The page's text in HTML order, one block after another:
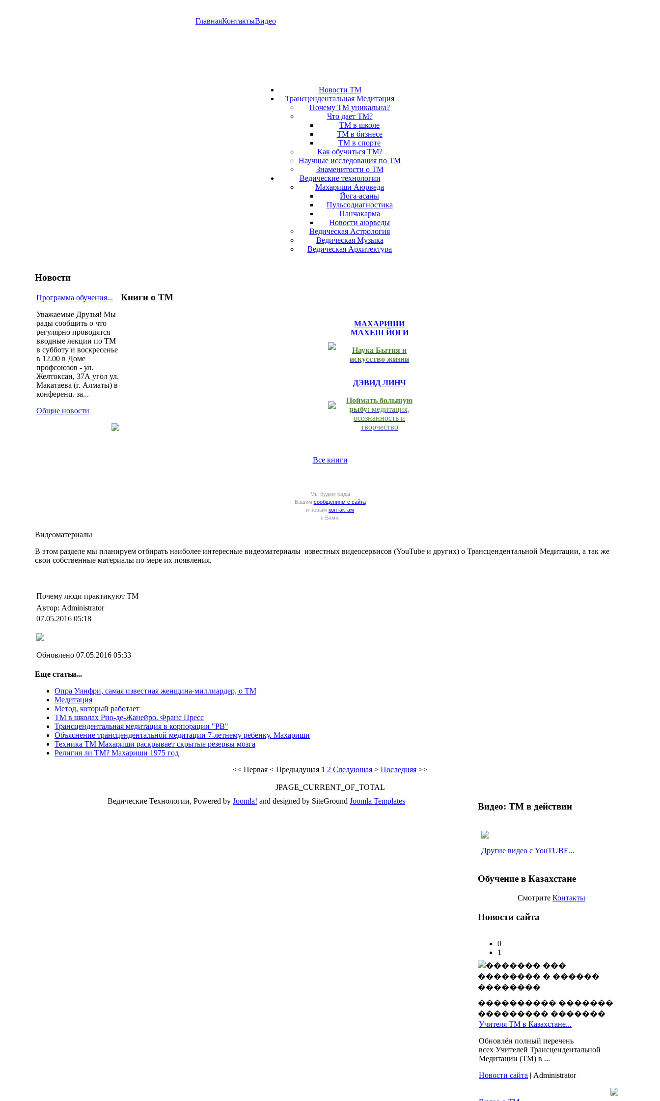
ГлавнаяКонтактыВидео
Новости ТМ
Трансцендентальная Медитация
Почему ТМ уникальна?
Что дает ТМ?
ТМ в школе
ТМ в бизнесе
ТМ в спорте
Как обучиться ТМ?
Научные исследования по ТМ
Знаменитости о ТМ
Ведические технологии
Махариши Аюрведа
Йога-асаны
Пульсодиагностика
Панчакарма
Новости аюрведы
Ведическая Астрология
Ведическая Музыка
Ведическая Архитектура
Новости
Программа обучения...
Уважаемые Друзья! Мы
рады сообщить о что
регулярно проводятся
вводные лекции по ТМ
в субботу и воскресенье
в 12.00 в Доме
профсоюзов - ул.
Желтоксан, 37А угол ул.
Макатаева (г. Алматы) в
конференц. за...
Общие новости
Книги о ТМ
МАХАРИШИ
МАХЕШ ЙОГИ
Наука Бытия и
искусство жизни
ДЭВИД ЛИНЧ
Поймать большую
рыбу: медитация,
осознанность и
творчество
Все книги
Мы будем рады
Вашим сообщениям с сайта
и новым контактам
с Вами.
Видеоматериалы
В этом разделе мы планируем отбирать наиболее интересные видеоматериалы известных видеосервисов (YouTube и других) о Трансцендентальной Медитации, а так же
свои собственные материалы по мере их появления.
Почему люди практикуют ТМ
Автор: Administrator
07.05.2016 05:18
Обновлено 07.05.2016 05:33
Еще статьи...
Опра Уинфри, самая известная женщина-миллиардер, о ТМ
Медитация
Метод, который работает
ТМ в школах Рио-де-Жанейро. Франс Пресс
Трансцендентальная медитация в корпорации "PB"
Объяснение трансцендентальной медитации 7-летнему ребенку. Махариши
Техника ТМ Махариши раскрывает скрытые резервы мозга
Религия ли ТМ? Махариши 1975 год
<< Первая < Предыдущая 1 2 Следующая > Последняя >>
JPAGE_CURRENT_OF_TOTAL
Видео: ТМ в действии
Другие видео с YouTUBE...
Обучение в Казахстане
Смотрите Контакты
Новости сайта
0
1
���������� �������
��������� �������
Учителя ТМ в Казахстане...
Обновлён полный перечень
всех Учителей Трансцендентальной
Медитации (ТМ) в ...
Новости сайта | Administrator
Ведические Технологии, Powered by Joomla! and designed by SiteGround Joomla Templates